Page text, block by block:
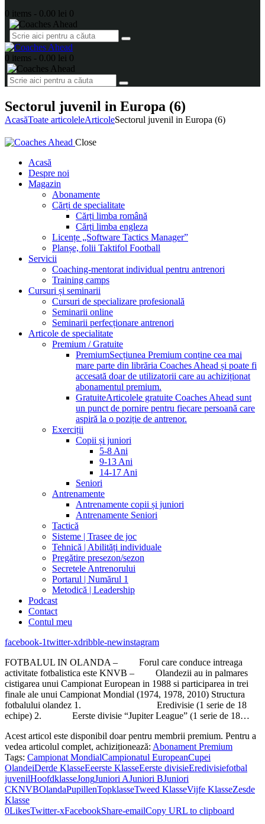
0 items - 0.00 lei 0
0 items - 0.00 lei 0
Sectorul juvenil in Europa (6)
AcasăToate articoleleArticoleSectorul juvenil in Europa (6)
Close
Acasă
Despre noi
Magazin
Abonamente
Cărți de specialitate
Cărți limba română
Cărți limba engleza
Licențe „Software Tactics Manager”
Planșe, folii Taktifol Football
Servicii
Coaching-mentorat individual pentru antrenori
Training camps
Cursuri și seminarii
Cursuri de specializare profesională
Seminarii online
Seminarii perfecționare antrenori
Articole de specialitate
Premium / Gratuite
PremiumSecțiunea Premium conține cea mai
mare parte din librăria Coaches Ahead și poate fi
accesată doar de utilizatorii care au achiziționat
abonamentul premium.
GratuiteArticolele gratuite Coaches Ahead sunt
un punct de pornire pentru fiecare persoană care
aspiră la o poziție de antrenor.
Exerciții
Copii și juniori
5-8 Ani
9-13 Ani
14-17 Ani
Seniori
Antrenamente
Antrenamente copii și juniori
Antrenamente Seniori
Tactică
Sisteme | Trasee de joc
Tehnică | Abilități individuale
Pregătire presezon/sezon
Secretele Antrenorului
Portarul | Numărul 1
Metodică | Leadership
Podcast
Contact
Contul meu
facebook-1twitter-xdribble-newinstagram
FOTBALUL IN OLANDA – Forul care conduce intreaga
activitate fotbalistica este KNVB – Olandezii au in palmares
cistigarea unui Campionat European in 1988 si participarea in trei
finale ale unui Campionat Mondial (1974, 1978, 2010) Structura
fotbalului olandez 1. Eredivisie (1 serie de 18
echipe) 2. Eerste divisie “Jupiter League” (1 serie de 18…
Acest articol este disponibil doar pentru membrii premium. Pentru a
vedea articolul complet, achiziționează: Abonament Premium
Tags: Campionat MondialCampionatul EuropeanCupei
OlandeiDerde KlasseEeerste KlasseEerste divisieEredivisiefotbal
juvenilHoofdklasseJongJuniori AJuniori BJuniori
CKNVBOlandaPupillenTopklasseTweed KlasseVijfe KlasseZesde
Klasse
0LikesTwitter-xFacebookShare-emailCopy URL to clipboard